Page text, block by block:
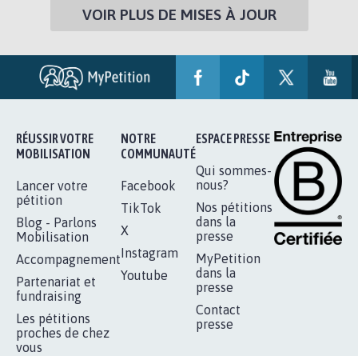
VOIR PLUS DE MISES À JOUR
RÉUSSIR VOTRE
MOBILISATION
Lancer votre
pétition
Blog - Parlons
Mobilisation
Accompagnement
Partenariat et
fundraising
Les pétitions
proches de chez
vous
NOTRE
COMMUNAUTÉ
Facebook
TikTok
X
Instagram
Youtube
ESPACE PRESSE
Qui sommes-
nous?
Nos pétitions
dans la
presse
MyPetition
dans la
presse
Contact
presse